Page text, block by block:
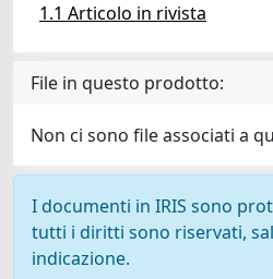
1.1 Articolo in rivista
File in questo prodotto:
Non ci sono file associati a
I documenti in IRIS sono
tutti i diritti sono riservati,
indicazione.